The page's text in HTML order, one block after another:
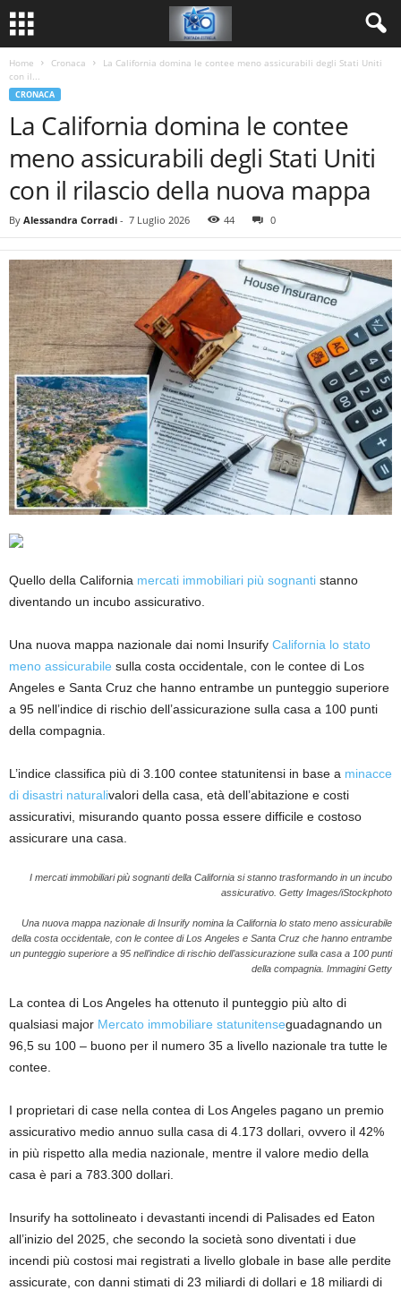
Home Cronaca
La California domina le contee meno assicurabili degli Stati Uniti
con il...
CRONACA
La California domina le contee
meno assicurabili degli Stati Uniti
con il rilascio della nuova mappa
By Alessandra Corradi - 7 Luglio 2026 44 0
Quello della California mercati immobiliari più sognanti stanno
diventando un incubo assicurativo.
Una nuova mappa nazionale dai nomi Insurify California lo stato
meno assicurabile sulla costa occidentale, con le contee di Los
Angeles e Santa Cruz che hanno entrambe un punteggio superiore
a 95 nell’indice di rischio dell’assicurazione sulla casa a 100 punti
della compagnia.
L’indice classifica più di 3.100 contee statunitensi in base a minacce
di disastri naturalivalori della casa, età dell’abitazione e costi
assicurativi, misurando quanto possa essere difficile e costoso
assicurare una casa.
I mercati immobiliari più sognanti della California si stanno trasformando in un incubo
assicurativo. Getty Images/iStockphoto
Una nuova mappa nazionale di Insurify nomina la California lo stato meno assicurabile
della costa occidentale, con le contee di Los Angeles e Santa Cruz che hanno entrambe
un punteggio superiore a 95 nell’indice di rischio dell’assicurazione sulla casa a 100 punti
della compagnia. Immagini Getty
La contea di Los Angeles ha ottenuto il punteggio più alto di
qualsiasi major Mercato immobiliare statunitenseguadagnando un
96,5 su 100 – buono per il numero 35 a livello nazionale tra tutte le
contee.
I proprietari di case nella contea di Los Angeles pagano un premio
assicurativo medio annuo sulla casa di 4.173 dollari, ovvero il 42%
in più rispetto alla media nazionale, mentre il valore medio della
casa è pari a 783.300 dollari.
Insurify ha sottolineato i devastanti incendi di Palisades ed Eaton
all’inizio del 2025, che secondo la società sono diventati i due
incendi più costosi mai registrati a livello globale in base alle perdite
assicurate, con danni stimati di 23 miliardi di dollari e 18 miliardi di